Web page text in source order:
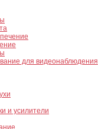
для видеонаблюдения
и усилители